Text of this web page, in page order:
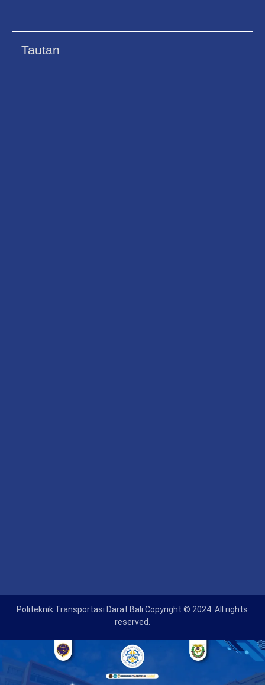
Tautan
Politeknik Transportasi Darat Bali Copyright © 2024. All rights
reserved.